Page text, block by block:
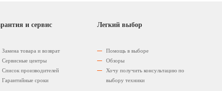
и сервис
Замена товара и возврат
Сервисные центры
Список производителей
Гарантийные сроки
Легкий выбор
Помощь в выборе
Обзоры
Хочу получить консультацию по
выбору техники